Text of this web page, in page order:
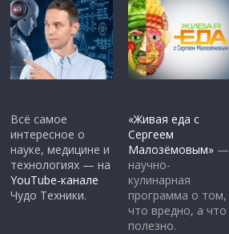
Всё самое
интересное о
науке, медицине и
технологиях — на
YouTube-канале
Чудо Техники.
«Живая еда с
Сергеем
Малозёмовым» —
научно-
кулинарная
программа о том,
что вредно, а что
полезно.